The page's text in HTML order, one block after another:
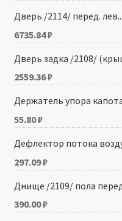
Дверь /2114/ перед. лев..
6735.84₽
Дверь задка /2108/
2559.36₽
Держатель упора
55.80₽
Дефлектор потока
297.09₽
Днище /2109/ пола
390.00₽